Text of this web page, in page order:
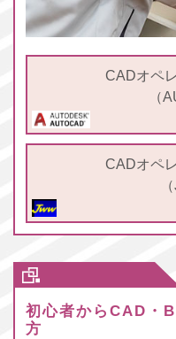
CADオペ
（
CADオペ
初心者からCAD・
方